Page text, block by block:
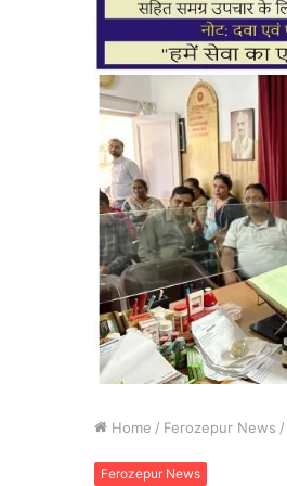
Home / Ferozepur News /
Ferozepur News